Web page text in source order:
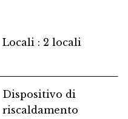
Locali 2 locali
Dispositivo di
riscaldamento